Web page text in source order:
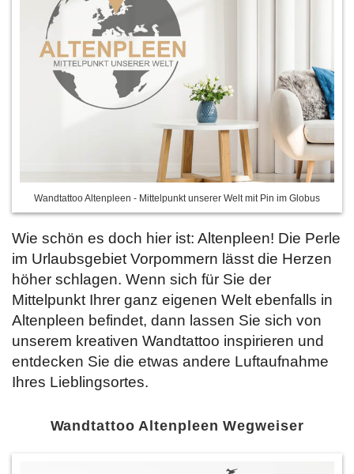
Wandtattoo Altenpleen - Mittelpunkt unserer Welt mit Pin im Globus
Wie schön es doch hier ist: Altenpleen! Die Perle
im Urlaubsgebiet Vorpommern lässt die Herzen
höher schlagen. Wenn sich für Sie der
Mittelpunkt Ihrer ganz eigenen Welt ebenfalls in
Altenpleen befindet, dann lassen Sie sich von
unserem kreativen Wandtattoo inspirieren und
entdecken Sie die etwas andere Luftaufnahme
Ihres Lieblingsortes.
Wandtattoo Altenpleen Wegweiser